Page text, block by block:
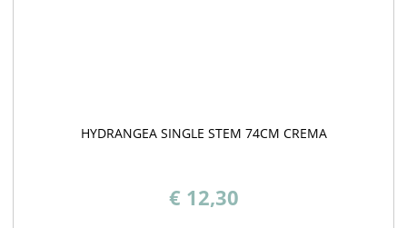
HYDRANGEA SINGLE STEM 74CM CREMA
€ 12,30